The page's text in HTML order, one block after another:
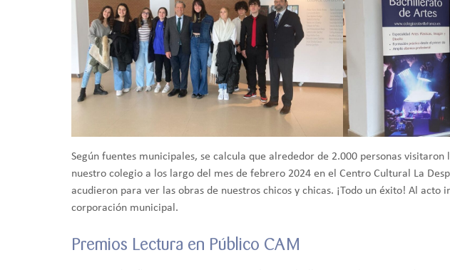
Según fuentes municipales, se calcula que alrededor de 2.000 personas
nuestro colegio a los largo del mes de febrero 2024 en el Centro Cultural La
acudieron para ver las obras de nuestros chicos y chicas. ¡Todo un éxito! Al
corporación municipal.
Premios Lectura en Público CAM